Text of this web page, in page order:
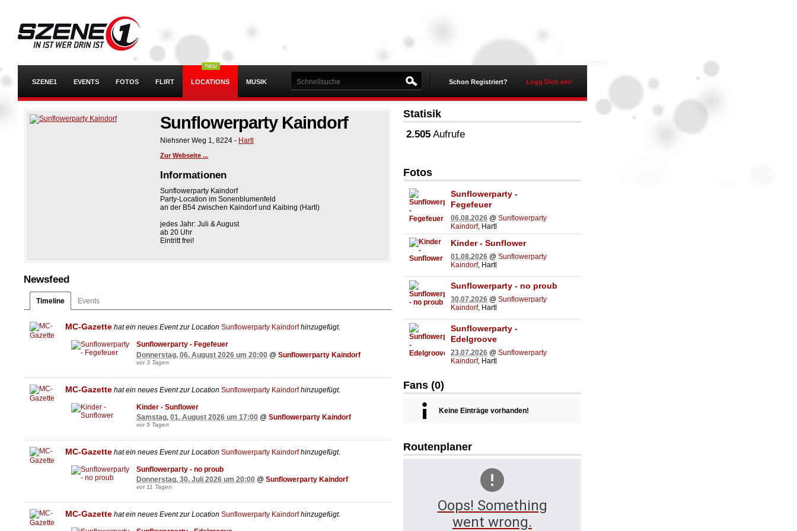
SZENE1 EVENTS FOTOS FLIRT LOCATIONS MUSIK Schon Registriert? Logg Dich ein!
Sunflowerparty Kaindorf
Niehsner Weg 1 8224 - Hartl
Zur Webseite ...
Informationen
Sunflowerparty Kaindorf
Party-Location im Sonenblumenfeld
an der B54 zwischen Kaindorf und Kaibing (Hartl)
jedes Jahr: Juli & August
ab 20 Uhr
Eintritt frei!
Newsfeed
Timeline Events
MC-Gazette hat ein neues Event zur Location Sunflowerparty Kaindorfhinzugefügt.
Sunflowerparty - Fegefeuer
Donnerstag, 06. August 2026 um 20:00 @ Sunflowerparty Kaindorf
vor 3 Tagen
MC-Gazette hat ein neues Event zur Location Sunflowerparty Kaindorfhinzugefügt.
Kinder - Sunflower
Samstag, 01. August 2026 um 17:00 @ Sunflowerparty Kaindorf
vor 5 Tagen
MC-Gazette hat ein neues Event zur Location Sunflowerparty Kaindorfhinzugefügt.
Sunflowerparty - no proub
Donnerstag, 30. Juli 2026 um 20:00 @ Sunflowerparty Kaindorf
vor 11 Tagen
MC-Gazette hat ein neues Event zur Location Sunflowerparty Kaindorfhinzugefügt.
Statisik
2.505 Aufrufe
Fotos
Sunflowerparty -
Fegefeuer
06.08.2026 @ Sunflowerparty
Kaindorf, Hartl
Kinder - Sunflower
01.08.2026 @ Sunflowerparty
Kaindorf, Hartl
Sunflowerparty - no proub
30.07.2026 @ Sunflowerparty
Kaindorf, Hartl
Sunflowerparty -
Edelgroove
23.07.2026 @ Sunflowerparty
Kaindorf, Hartl
Fans (0)
Keine Einträge vorhanden!
Routenplaner
Oops! Something
went wrong.